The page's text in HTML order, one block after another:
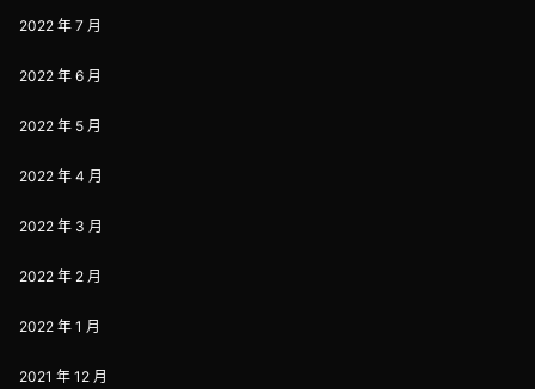
2022 年 7 月
2022 年 6 月
2022 年 5 月
2022 年 4 月
2022 年 3 月
2022 年 2 月
2022 年 1 月
2021 年 12 月